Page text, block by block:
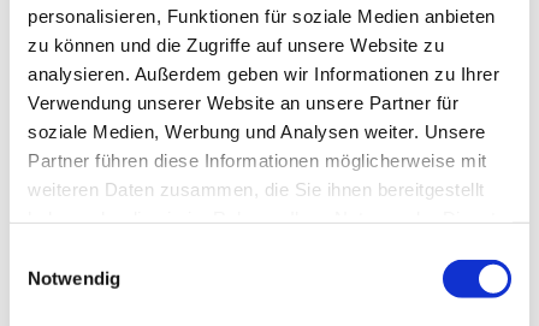
personalisieren, Funktionen für soziale Medien anbieten
zu können und die Zugriffe auf unsere Website zu
analysieren. Außerdem geben wir Informationen zu Ihrer
Verwendung unserer Website an unsere Partner für
soziale Medien, Werbung und Analysen weiter. Unsere
Partner führen diese Informationen möglicherweise mit
weiteren Daten zusammen, die Sie ihnen bereitgestellt
Notwendig
Stadtteilzentrum Vorderer Westen,